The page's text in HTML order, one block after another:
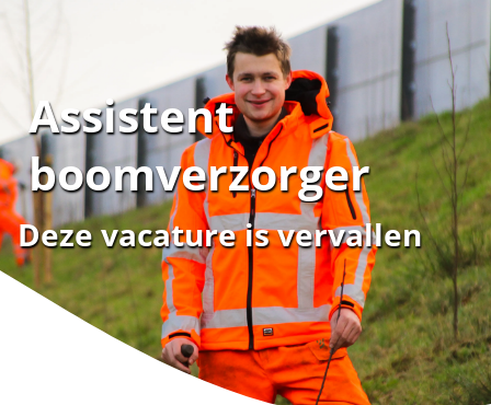
Assistent
boomverzorger
Deze vacature is vervallen